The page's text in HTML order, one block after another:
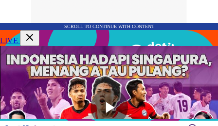
SCROLL TO CONTINUE WITH CONTENT
LIVE